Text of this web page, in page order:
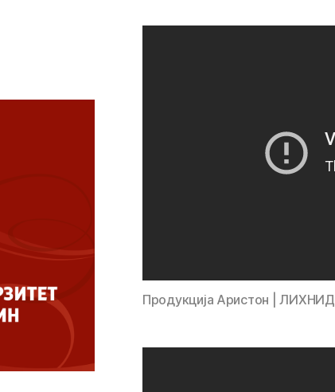
Продукција Аристон | ЛИХНИД